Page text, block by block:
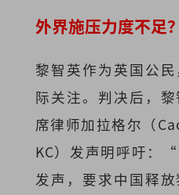
外界施压力度不足？
黎智英作为英国公
际关注。判决后，
席律师加拉格尔（
KC）发声明呼吁：
发声，要求中国释